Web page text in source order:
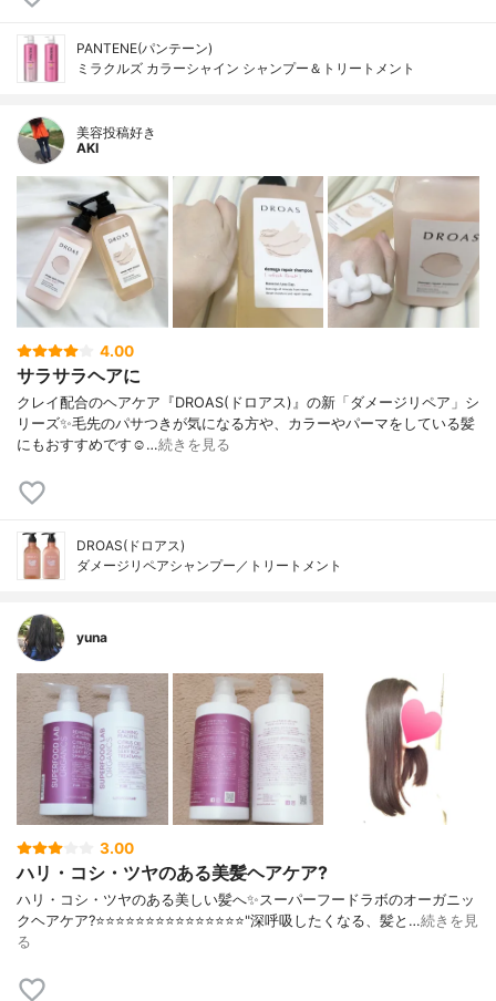
PANTENE(パンテーン)
ミラクルズ カラーシャイン シャンプー＆トリートメント
美容投稿好き
AKI
4.00
サラサラヘアに
クレイ配合のヘアケア『DROAS(ドロアス)』の新「ダメージリペア」シ
リーズ ✨ 毛先のパサつきが気になる方や、カラーやパーマをしている髪
にもおすすめです☺️ …続きを見る
DROAS(ドロアス)
ダメージリペアシャンプー／トリートメント
yuna
3.00
ハリ・コシ・ツヤのある美髪ヘアケア?
ハリ・コシ・ツヤのある美しい髪へ✨スーパーフードラボのオーガニッ
クヘアケア?⭐️⭐️⭐️⭐️⭐️⭐️⭐️⭐️⭐️⭐️⭐️⭐️⭐️⭐️⭐️"深呼吸したくなる、髪と…続きを見
る